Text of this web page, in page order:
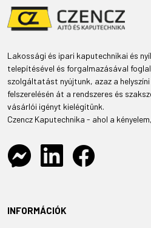
Lakossági és ipari kaputechnikai és
telepítésével és forgalmazásával
szolgáltatást nyújtunk, azaz a
felszerelésén át a rendszeres és
vásárlói igényt kielégítünk.
Czencz Kaputechnika - ahol a
INFORMÁCIÓK